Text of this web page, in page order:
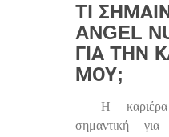
ΤΙ
ANGEL
ΓΙΑ ΤΗΝ
ΜΟΥ;
Η
σημαντική για